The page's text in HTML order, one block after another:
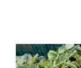
Welche